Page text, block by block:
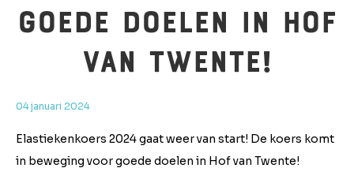
goede doelen in Hof
van Twente!
04 januari 2024
Elastiekenkoers 2024 gaat weer van start! De koers komt
in beweging voor goede doelen in Hof van Twente!